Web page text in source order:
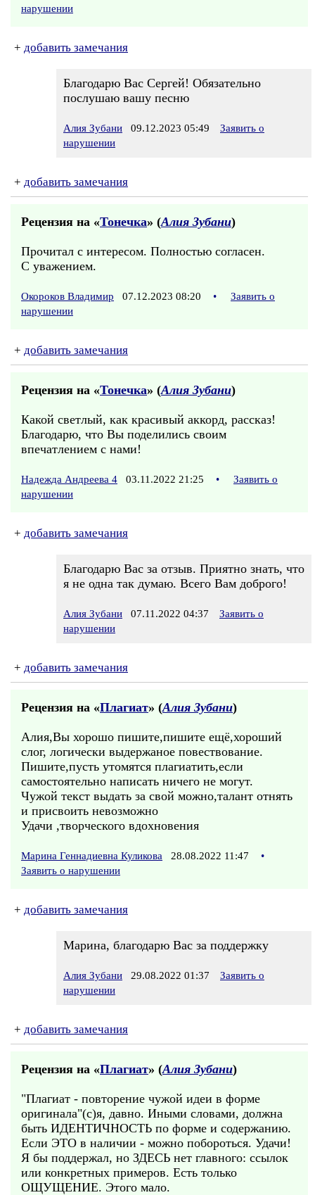
нарушении
+ добавить замечания
Благодарю Вас Сергей! Обязательно
послушаю вашу песню
Алия Зубани 09.12.2023 05:49
Заявить о
нарушении
+ добавить замечания
Рецензия на «Тонечка» (Алия Зубани)
Прочитал с интересом. Полностью согласен.
С уважением.
Окороков Владимир 07.12.2023 08:20 •
Заявить о
нарушении
+ добавить замечания
Рецензия на «Тонечка» (Алия Зубани)
Какой светлый, как красивый аккорд, рассказ!
Благодарю, что Вы поделились своим
впечатлением с нами!
Надежда Андреева 4 03.11.2022 21:25 •
Заявить о
нарушении
+ добавить замечания
Благодарю Вас за отзыв. Приятно знать, что
я не одна так думаю. Всего Вам доброго!
Алия Зубани 07.11.2022 04:37
Заявить о
нарушении
+ добавить замечания
Рецензия на «Плагиат» (Алия Зубани)
Алия,Вы хорошо пишите,пишите ещё,хороший
слог, логически выдержаное повествование.
Пишите,пусть утомятся плагиатить,если
самостоятельно написать ничего не могут.
Чужой текст выдать за свой можно,талант отнять
и присвоить невозможно
Удачи ,творческого вдохновения
Марина Геннадиевна Куликова 28.08.2022 11:47
•
Заявить о нарушении
+ добавить замечания
Марина, благодарю Вас за поддержку
Алия Зубани 29.08.2022 01:37
Заявить о
нарушении
+ добавить замечания
Рецензия на «Плагиат» (Алия Зубани)
"Плагиат - повторение чужой идеи в форме
оригинала"(с)я, давно. Иными словами, должна
быть ИДЕНТИЧНОСТЬ по форме и содержанию.
Если ЭТО в наличии - можно побороться. Удачи!
Я бы поддержал, но ЗДЕСЬ нет главного: ссылок
или конкретных примеров. Есть только
ОЩУЩЕНИЕ. Этого мало.